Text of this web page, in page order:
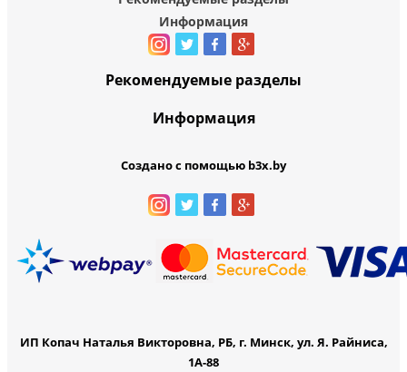
Информация
Рекомендуемые разделы
Информация
Создано с помощью b3x.by
ИП Копач Наталья Викторовна, РБ, г. Минск, ул. Я. Райниса,
1А-88